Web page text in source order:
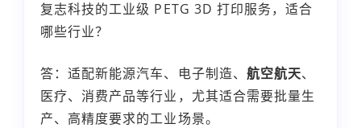
复志科技的工业级 PETG 3D 打印服务，适合
哪些行业？
答：适配新能源汽车、电子制造、 航空航天、
医疗、消费产品等行业，尤其适合需要批量生
产、高精度要求的工业场景。